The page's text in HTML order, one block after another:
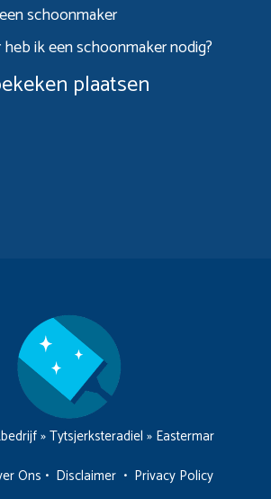
schoonmaker
ik een schoonmaker nodig?
plaatsen
»Tytsjerksteradiel » Eastermar
Ons • Disclaimer • Privacy Policy